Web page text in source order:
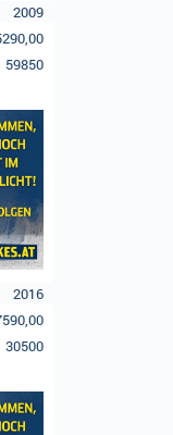
2009
59850
2016
30500